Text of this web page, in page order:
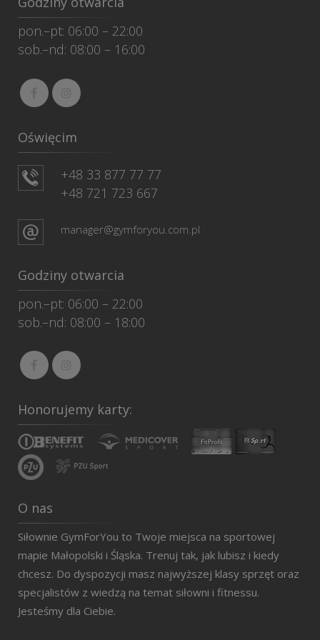
pon.–pt: 06:00 – 22:00
sob.–nd: 08:00 – 16:00
Oświęcim
+48 33 877 77 77
+48 721 723 667
manager@gymforyou.com.pl
Godziny otwarcia
pon.–pt: 06:00 – 22:00
sob.–nd: 08:00 – 18:00
Honorujemy karty:
O nas
Siłownie GymForYou to Twoje miejsca na sportowej
mapie Małopolski i Śląska. Trenuj tak, jak lubisz i kiedy
chcesz. Do dyspozycji masz najwyższej klasy sprzęt oraz
specjalistów z wiedzą na temat siłowni i fitnessu.
Jesteśmy dla Ciebie.